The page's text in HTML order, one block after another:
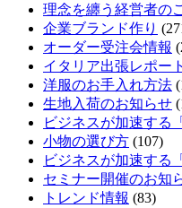
理念を纏う経営者の
企業ブランド作り
オーダー受注会情報
イタリア出張レポート
洋服のお手入れ方法
生地入荷のお知らせ
ビジネスが加速する
小物の選び方 (107)
ビジネスが加速する
セミナー開催のお知
トレンド情報 (83)